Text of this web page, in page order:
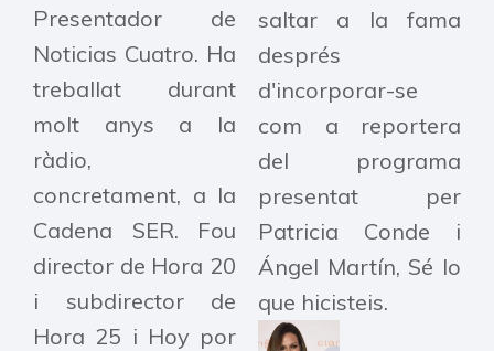
Presentador de
Noticias Cuatro. Ha
treballat durant
molt anys a la
ràdio,
concretament, a la
Cadena SER. Fou
director de Hora 20
i subdirector de
Hora 25 i Hoy por
saltar a la fama
després
d'incorporar-se
com a reportera
del programa
presentat per
Patricia Conde i
Ángel Martín, Sé lo
que hicisteis.